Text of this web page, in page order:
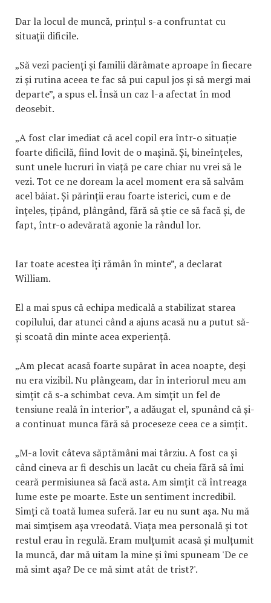
Dar la locul de muncă, prințul s-a confruntat cu
situații dificile.
„Să vezi pacienți și familii dărâmate aproape în fiecare
zi și rutina aceea te fac să pui capul jos și să mergi mai
departe”, a spus el. Însă un caz l-a afectat în mod
deosebit.
„A fost clar imediat că acel copil era într-o situație
foarte dificilă, fiind lovit de o mașină. Și, bineînțeles,
sunt unele lucruri în viață pe care chiar nu vrei să le
vezi. Tot ce ne doream la acel moment era să salvăm
acel băiat. Și părinții erau foarte isterici, cum e de
înțeles, țipând, plângând, fără să știe ce să facă și, de
fapt, într-o adevărată agonie la rândul lor.
Iar toate acestea îți rămân în minte”, a declarat
William.
El a mai spus că echipa medicală a stabilizat starea
copilului, dar atunci când a ajuns acasă nu a putut să-
și scoată din minte acea experiență.
„Am plecat acasă foarte supărat în acea noapte, deși
nu era vizibil. Nu plângeam, dar în interiorul meu am
simțit că s-a schimbat ceva. Am simțit un fel de
tensiune reală în interior”, a adăugat el, spunând că și-
a continuat munca fără să proceseze ceea ce a simțit.
„M-a lovit câteva săptămâni mai târziu. A fost ca și
când cineva ar fi deschis un lacăt cu cheia fără să îmi
ceară permisiunea să facă asta. Am simțit că întreaga
lume este pe moarte. Este un sentiment incredibil.
Simți că toată lumea suferă. Iar eu nu sunt așa. Nu mă
mai simțisem așa vreodată. Viața mea personală și tot
restul erau în regulă. Eram mulțumit acasă și mulțumit
la muncă, dar mă uitam la mine și îmi spuneam 'De ce
mă simt așa? De ce mă simt atât de trist?'.